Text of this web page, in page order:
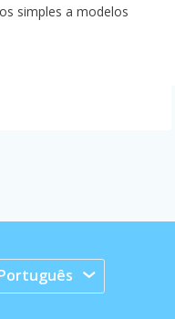
simples a modelos